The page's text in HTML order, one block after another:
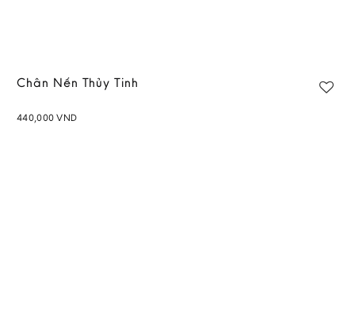
Chân Nến Thủy Tinh
440,000VND